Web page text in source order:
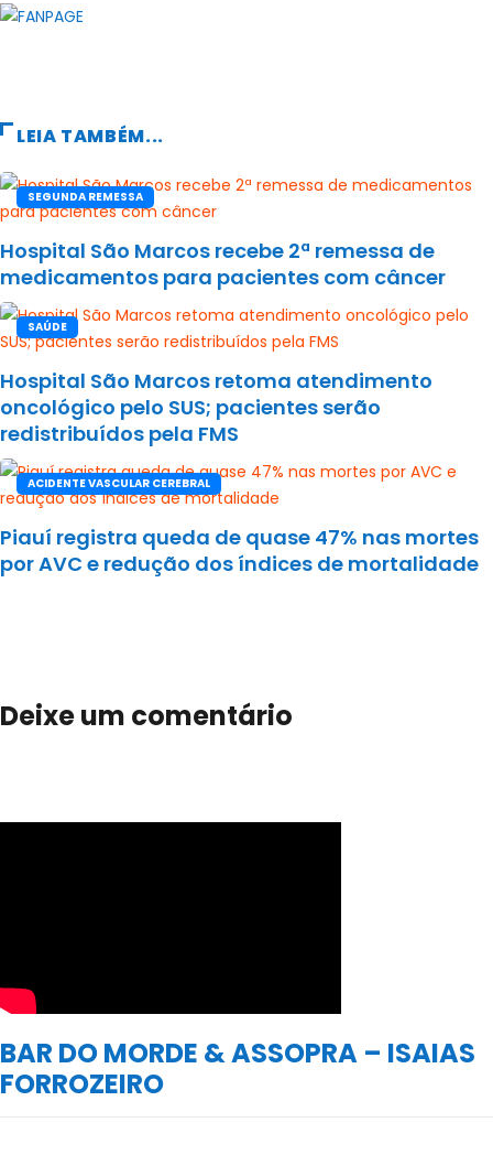
LEIA TAMBÉM...
SEGUNDA REMESSA
Hospital São Marcos recebe 2ª remessa de
medicamentos para pacientes com câncer
SAÚDE
Hospital São Marcos retoma atendimento
oncológico pelo SUS; pacientes serão
redistribuídos pela FMS
ACIDENTE VASCULAR CEREBRAL
Piauí registra queda de quase 47% nas mortes
por AVC e redução dos índices de mortalidade
Deixe um comentário
BAR DO MORDE & ASSOPRA – ISAIAS
FORROZEIRO